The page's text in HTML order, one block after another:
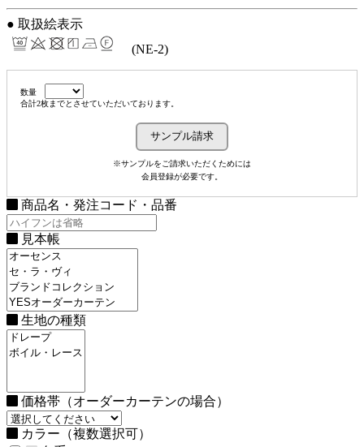
● 取扱絵表示
(NE-2)
数量
合計2枚までとさせていただいております。
※サンプルをご請求いただくためには
会員登録が必要です。
商品名・発注コード・品番
見本帳
生地の種類
価格帯（オーダーカーテンの場合）
カラー（複数選択可）